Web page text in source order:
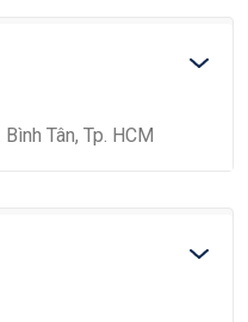
Tân, Tp. HCM